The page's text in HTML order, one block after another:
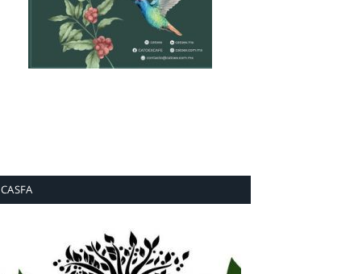
CASFA